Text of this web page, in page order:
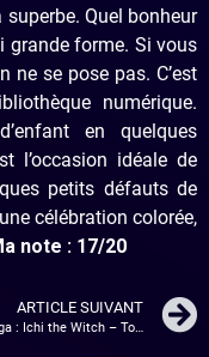
Quel bonheur
grande forme. Si vous
ne se pose pas. C’est
numérique.
en quelques
l’occasion idéale de
petits défauts de
célébration colorée,
note : 17/20
ARTICLE SUIVANT
Avis manga : Ichi the Witch – Tomes 1 et 2